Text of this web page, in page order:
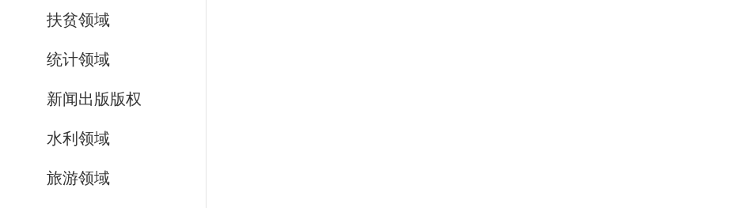
扶贫领域
统计领域
新闻出版版权
水利领域
旅游领域